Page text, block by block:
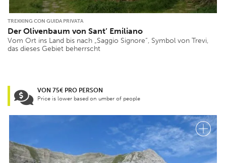
TREKKING CON GUIDA PRIVATA
Der Olivenbaum von Sant’ Emiliano
Vom Ort ins Land bis nach „Saggio Signore“, Symbol von Trevi,
das dieses Gebiet beherrscht
VON 75€ PRO PERSON
Price is lower based on umber of people